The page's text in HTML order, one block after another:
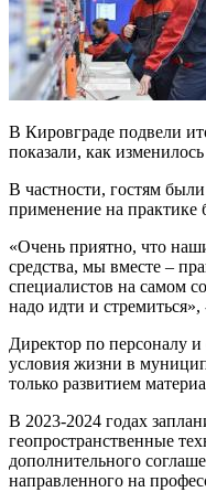
В Кировграде подвели
показали, как
В частности, гостям
применение на практике
«Очень приятно, что
средства, мы вместе –
специалистов на самом
надо идти и
Директор по персоналу
условия жизни в
только развитием
В 2023-2024 годах
геопространственные
дополнительного
направленного на